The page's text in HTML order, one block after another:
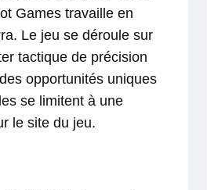
Games travaille en
Le jeu se déroule sur
tactique de précision
opportunités uniques
se limitent à une
le site du jeu.